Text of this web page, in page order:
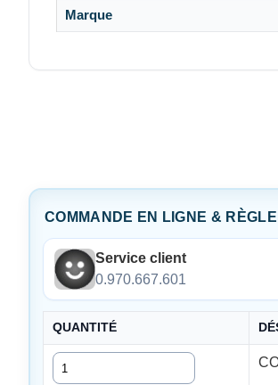
Marque
COMMANDE EN LIGNE &
Service client
0.970.667.601
QUANTITÉ
Quantité